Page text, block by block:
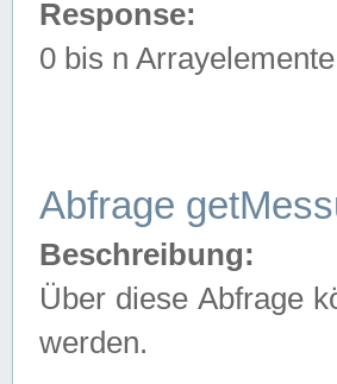
Response:
0 bis n
Abfrage
Beschreibung:
Über diese Abfrage
werden.